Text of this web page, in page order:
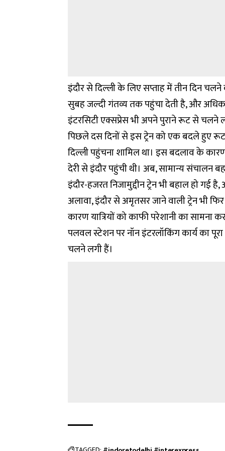
इंदौर से दिल्ली के लिए सप्ताह में तीन दिन
सुबह जल्दी गंतव्य तक पहुंचा देती है, और
इंटरसिटी एक्सप्रेस भी अपने पुराने रूट से चलने
पिछले दस दिनों से इस ट्रेन को एक बदले हुए रूट
दिल्ली पहुंचना शामिल था। इस बदलाव के
देरी से इंदौर पहुंची थी। अब, सामान्य संचालन
इंदौर-हजरत निजामुद्दीन ट्रेन भी बहाल हो गई
अलावा, इंदौर से अमृतसर जाने वाली ट्रेन भी
कारण यात्रियों को काफी परेशानी का सामना
पलवल स्टेशन पर नॉन इंटरलॉकिंग कार्य का
चलने लगी हैं।